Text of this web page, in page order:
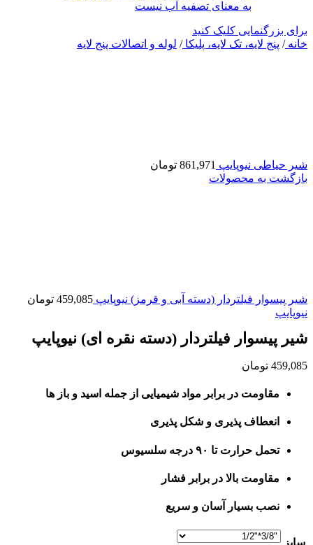
برای بزرگنمایی کلیک کنید
خانه/ پنج لایه، تک لایه، پلیکا/ لوله و اتصالات پنج لایه
شیر حیاطی نیوپایپ 861,971 تومان
بازگشت به محصولات
شیر پیسوار فیلتردار (دسته آبی و قرمز) نیوپایپ 459,085 تومان
نیوپایپ
شیر پیسوار فیلتردار (دسته نقره ای) نیوپایپ
459,085 تومان
مقاومت در برابر مواد شیمیایی از جمله اسید و باز ها
انعطاف پذیری و شکل پذیری
تحمل حرارت تا ۹۰ درجه سلسیوس
مقاومت بالا در برابر فشار
نصب بسیار آسان و سریع